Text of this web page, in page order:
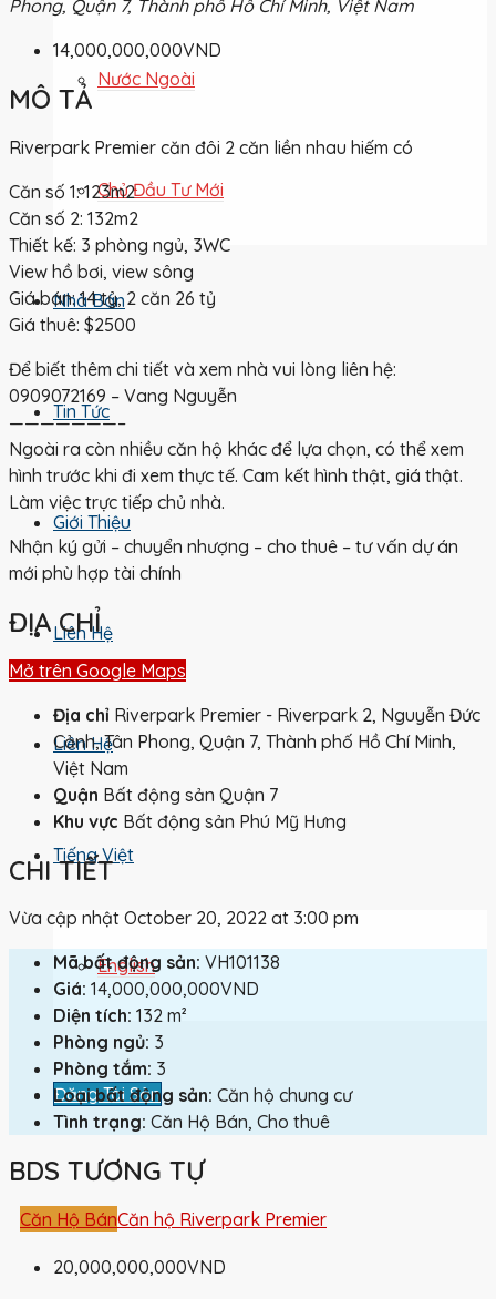
Nước Ngoài
Chủ Đầu Tư Mới
Nhà Bán
Tin Tức
Giới Thiệu
Liên Hệ
Liên Hệ
Tiếng Việt
English
Đăng Tài Sản
Phong, Quận 7, Thành phố Hồ Chí Minh, Việt Nam
14,000,000,000VND
MÔ TẢ
Riverpark Premier căn đôi 2 căn liền nhau hiếm có
Căn số 1: 123m2
Căn số 2: 132m2
Thiết kế: 3 phòng ngủ, 3WC
View hồ bơi, view sông
Giá bán: 14 tỷ, 2 căn 26 tỷ
Giá thuê: $2500
Để biết thêm chi tiết và xem nhà vui lòng liên hệ:
0909072169 – Vang Nguyễn
———————–
Ngoài ra còn nhiều căn hộ khác để lựa chọn, có thể xem
hình trước khi đi xem thực tế. Cam kết hình thật, giá thật.
Làm việc trực tiếp chủ nhà.
Nhận ký gửi – chuyển nhượng – cho thuê – tư vấn dự án
mới phù hợp tài chính
ĐỊA CHỈ
Mở trên Google Maps
Địa chỉ Riverpark Premier - Riverpark 2, Nguyễn Đức
Cảnh, Tân Phong, Quận 7, Thành phố Hồ Chí Minh,
Việt Nam
Quận Bất động sản Quận 7
Khu vực Bất động sản Phú Mỹ Hưng
CHI TIẾT
Vừa cập nhật October 20, 2022 at 3:00 pm
Mã bất động sản: VH101138
Giá: 14,000,000,000VND
Diện tích: 132 m²
Phòng ngủ: 3
Phòng tắm: 3
Loại bất động sản: Căn hộ chung cư
Tình trạng: Căn Hộ Bán, Cho thuê
BDS TƯƠNG TỰ
Căn Hộ BánCăn hộ Riverpark Premier
20,000,000,000VND